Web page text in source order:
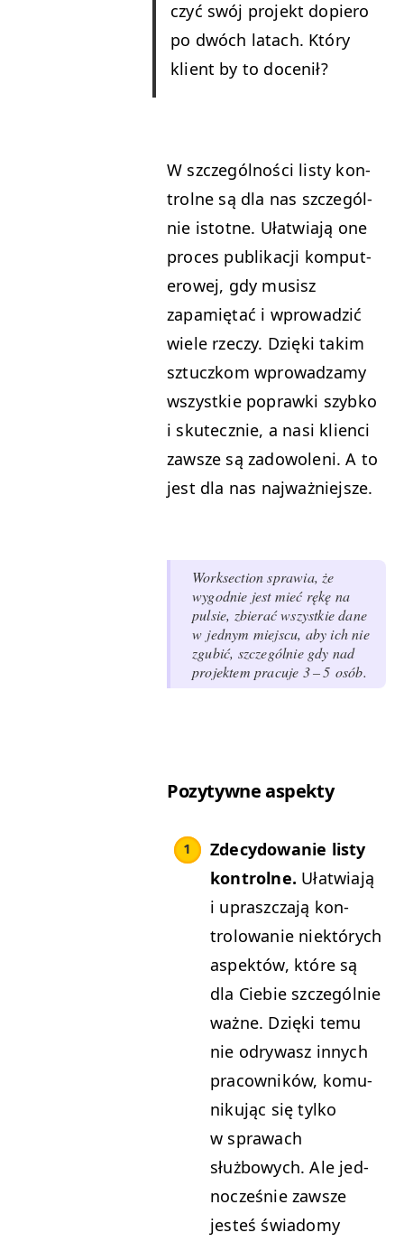
czyć swój pro­jekt dopiero
po dwóch lat­ach. Który
klient by to docenił?
W szczegól­noś­ci listy kon­
trolne są dla nas szczegól­
nie istotne. Ułatwia­ją one
pro­ces pub­likacji kom­put­
erowej, gdy musisz
zapamię­tać i wprowadz­ić
wiele rzeczy. Dzię­ki takim
sztuczkom wprowadza­my
wszys­tkie popraw­ki szy­bko
i skutecznie, a nasi klien­ci
zawsze są zad­owoleni. A to
jest dla nas najważniejsze.
Work­sec­tion spraw­ia, że
wygod­nie jest mieć rękę na
pulsie, zbier­ać wszys­tkie dane
w jed­nym miejs­cu, aby ich nie
zgu­bić, szczegól­nie gdy nad
pro­jek­tem pracu­je 3 – 5 osób.
Pozy­ty­wne aspekty
Zde­cy­dowanie listy
kon­trolne. Ułatwia­ją
i upraszcza­ją kon­
trolowanie niek­tórych
aspek­tów, które są
dla Ciebie szczegól­nie
ważne. Dzię­ki temu
nie odry­wasz innych
pra­cown­ików, komu­
niku­jąc się tylko
w sprawach
służbowych. Ale jed­
nocześnie zawsze
jesteś świadomy